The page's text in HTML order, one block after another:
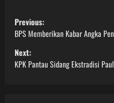
P
o
s
Previous:
BPS Memberikan Kabar Angka
Next:
KPK Pantau Sidang Ekstradisi